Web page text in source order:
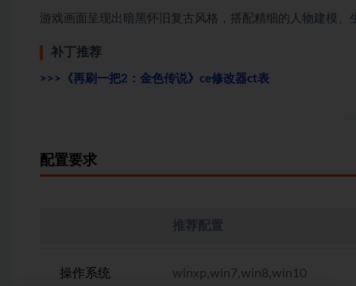
游戏画面呈现出暗黑怀旧复古风格，搭配精细的人物建模
补丁推荐
>>>《再刷一把2：金色传说》ce修改器ct表
配置要求
操作系统
推荐配置
winxp,win7,win8,win10